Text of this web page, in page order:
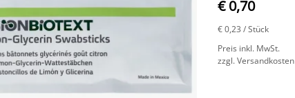
€ 0,70
€ 0,23 / Stück
Preis inkl. MwSt.
zzgl. Versandkosten